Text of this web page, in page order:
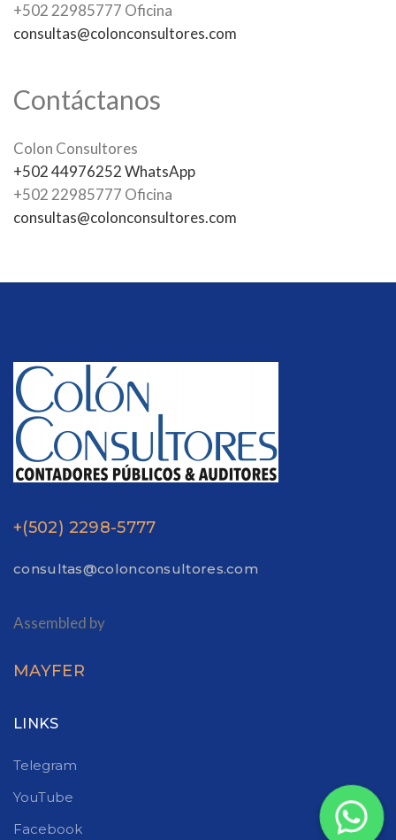
+502 22985777 Oficina
consultas@colonconsultores.com
Contáctanos
Colon Consultores
+502 44976252 WhatsApp
+502 22985777 Oficina
consultas@colonconsultores.com
+(502) 2298-5777
consultas@colonconsultores.com
Assembled by
MAYFER
LINKS
Telegram
YouTube
Facebook